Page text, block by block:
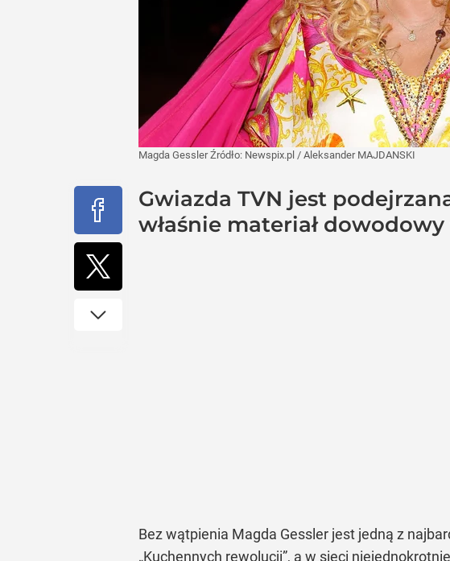
Magda GesslerŹródło: Newspix.pl / Aleksander MAJDANSKI
Gwiazda TVN jest
właśnie materiał
Bez wątpienia Magda Gessler jest jedną z
„Kuchennych rewolucji”, a w sieci